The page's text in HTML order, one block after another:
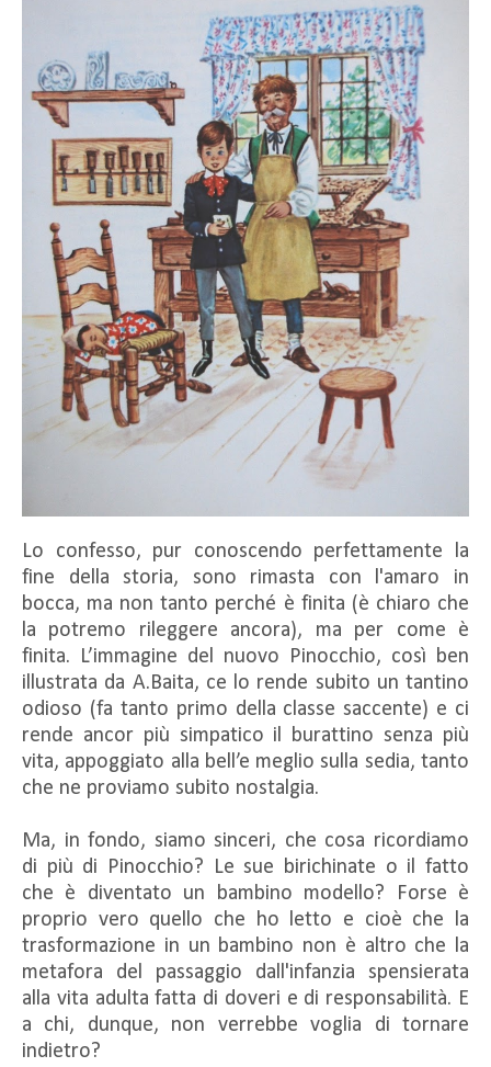
Lo confesso, pur conoscendo perfettamente la
fine della storia, sono rimasta con l'amaro in
bocca, ma non tanto perché è finita (è chiaro che
la potremo rileggere ancora), ma per come è
finita. L’immagine del nuovo Pinocchio, così ben
illustrata da A.Baita, ce lo rende subito un tantino
odioso (fa tanto primo della classe saccente) e ci
rende ancor più simpatico il burattino senza più
vita, appoggiato alla bell’e meglio sulla sedia, tanto
che ne proviamo subito nostalgia.
Ma, in fondo, siamo sinceri, che cosa ricordiamo
di più di Pinocchio? Le sue birichinate o il fatto
che è diventato un bambino modello? Forse è
proprio vero quello che ho letto e cioè che la
trasformazione in un bambino non è altro che la
metafora del passaggio dall'infanzia spensierata
alla vita adulta fatta di doveri e di responsabilità. E
a chi, dunque, non verrebbe voglia di tornare
indietro?